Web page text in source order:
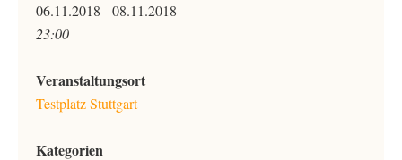
06.11.2018 - 08.11.2018
23:00
Veranstaltungsort
Testplatz Stuttgart
Kategorien